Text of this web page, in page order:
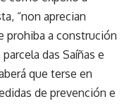
“non aprecian
prohiba a construción
das Saíñas e
que terse en
de prevención e